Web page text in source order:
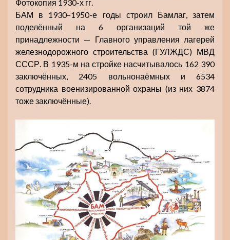
Фотокопия 1930-х гг.
БАМ в 1930–1950-е годы строил Бамлаг, затем
поделённый на 6 организаций той же
принадлежности — Главного управления лагерей
железнодорожного строительства (ГУЛЖДС) МВД
СССР. В 1935-м на стройке насчитывалось 162 390
заключённых, 2405 вольнонаёмных и 6534
сотрудника военизированной охраны (из них 3874
тоже заключённые).